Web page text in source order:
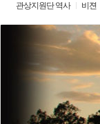
관상지원단 역사 비젼